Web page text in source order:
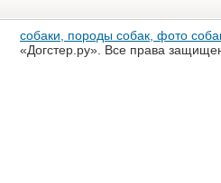
собаки, породы собак, фото
«Догстер.ру». Все права